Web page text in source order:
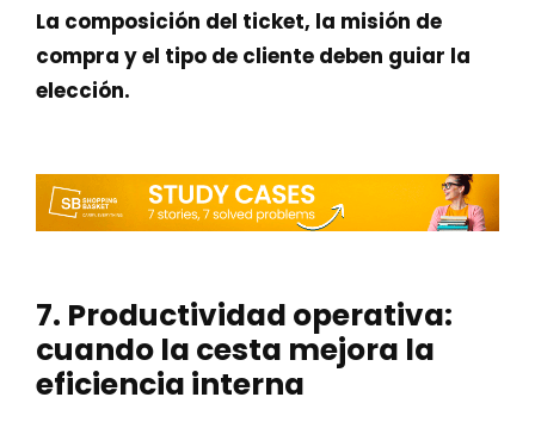
La composición del ticket, la misión de
compra y el tipo de cliente deben guiar la
elección.
7. Productividad operativa:
cuando la cesta mejora la
eficiencia interna